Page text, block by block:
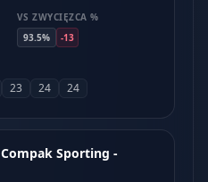
VS ZWYCIĘZCA %
93.5%
-13
23 24 24
Sporting -